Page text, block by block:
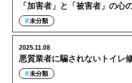
「加害者」と「被害者」の心
未分類
悪質業者に騙されないトイレ
2025.11.08
未分類